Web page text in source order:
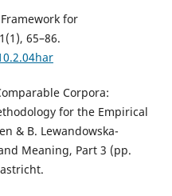
for
65–86.
Corpora:
for the Empirical
& B. Lewandowska-
Meaning, Part 3 (pp.